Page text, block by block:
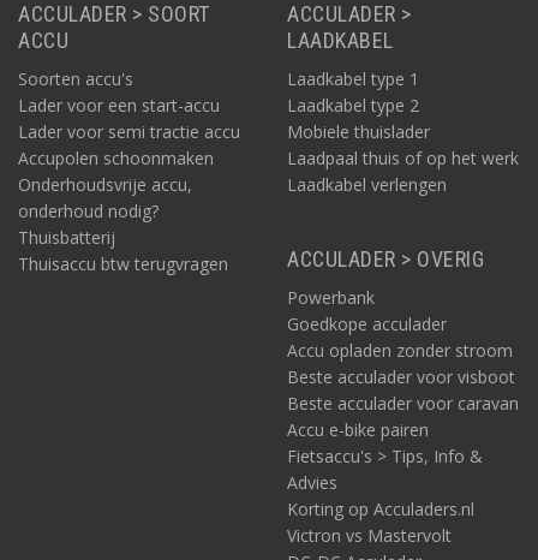
ACCULADER > SOORT
ACCU
Soorten accu's
Lader voor een start-accu
Lader voor semi tractie accu
Accupolen schoonmaken
Onderhoudsvrije accu,
onderhoud nodig?
Thuisbatterij
Thuisaccu btw terugvragen
ACCULADER >
LAADKABEL
Laadkabel type 1
Laadkabel type 2
Mobiele thuislader
Laadpaal thuis of op het werk
Laadkabel verlengen
ACCULADER > OVERIG
Powerbank
Goedkope acculader
Accu opladen zonder stroom
Beste acculader voor visboot
Beste acculader voor caravan
Accu e-bike pairen
Fietsaccu's > Tips, Info &
Advies
Korting op Acculaders.nl
Victron vs Mastervolt